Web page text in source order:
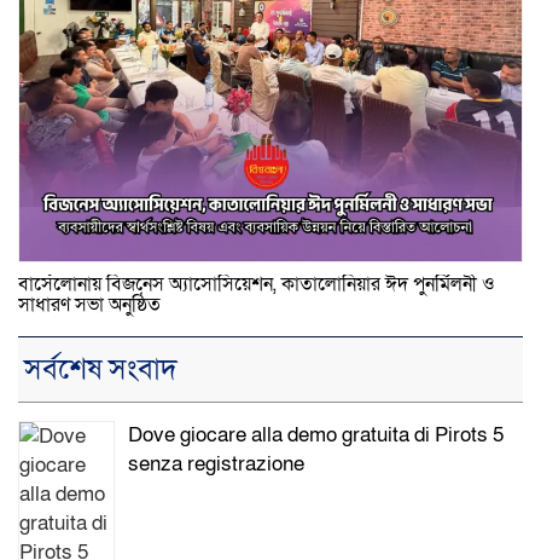
বার্সেলোনায় বিজনেস অ্যাসোসিয়েশন, কাতালোনিয়ার ঈদ পুনর্মিলনী ও
সাধারণ সভা অনুষ্ঠিত
সর্বশেষ সংবাদ
Dove giocare alla demo gratuita di Pirots 5
senza registrazione